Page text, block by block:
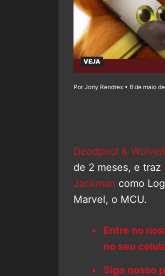
VEJA
Por Jony Rendrex • 8 de maio
Deadpool &
de 2 meses, e traz
Jackman como
Marvel, o MCU.
Entre no
no seu
Siga nosso